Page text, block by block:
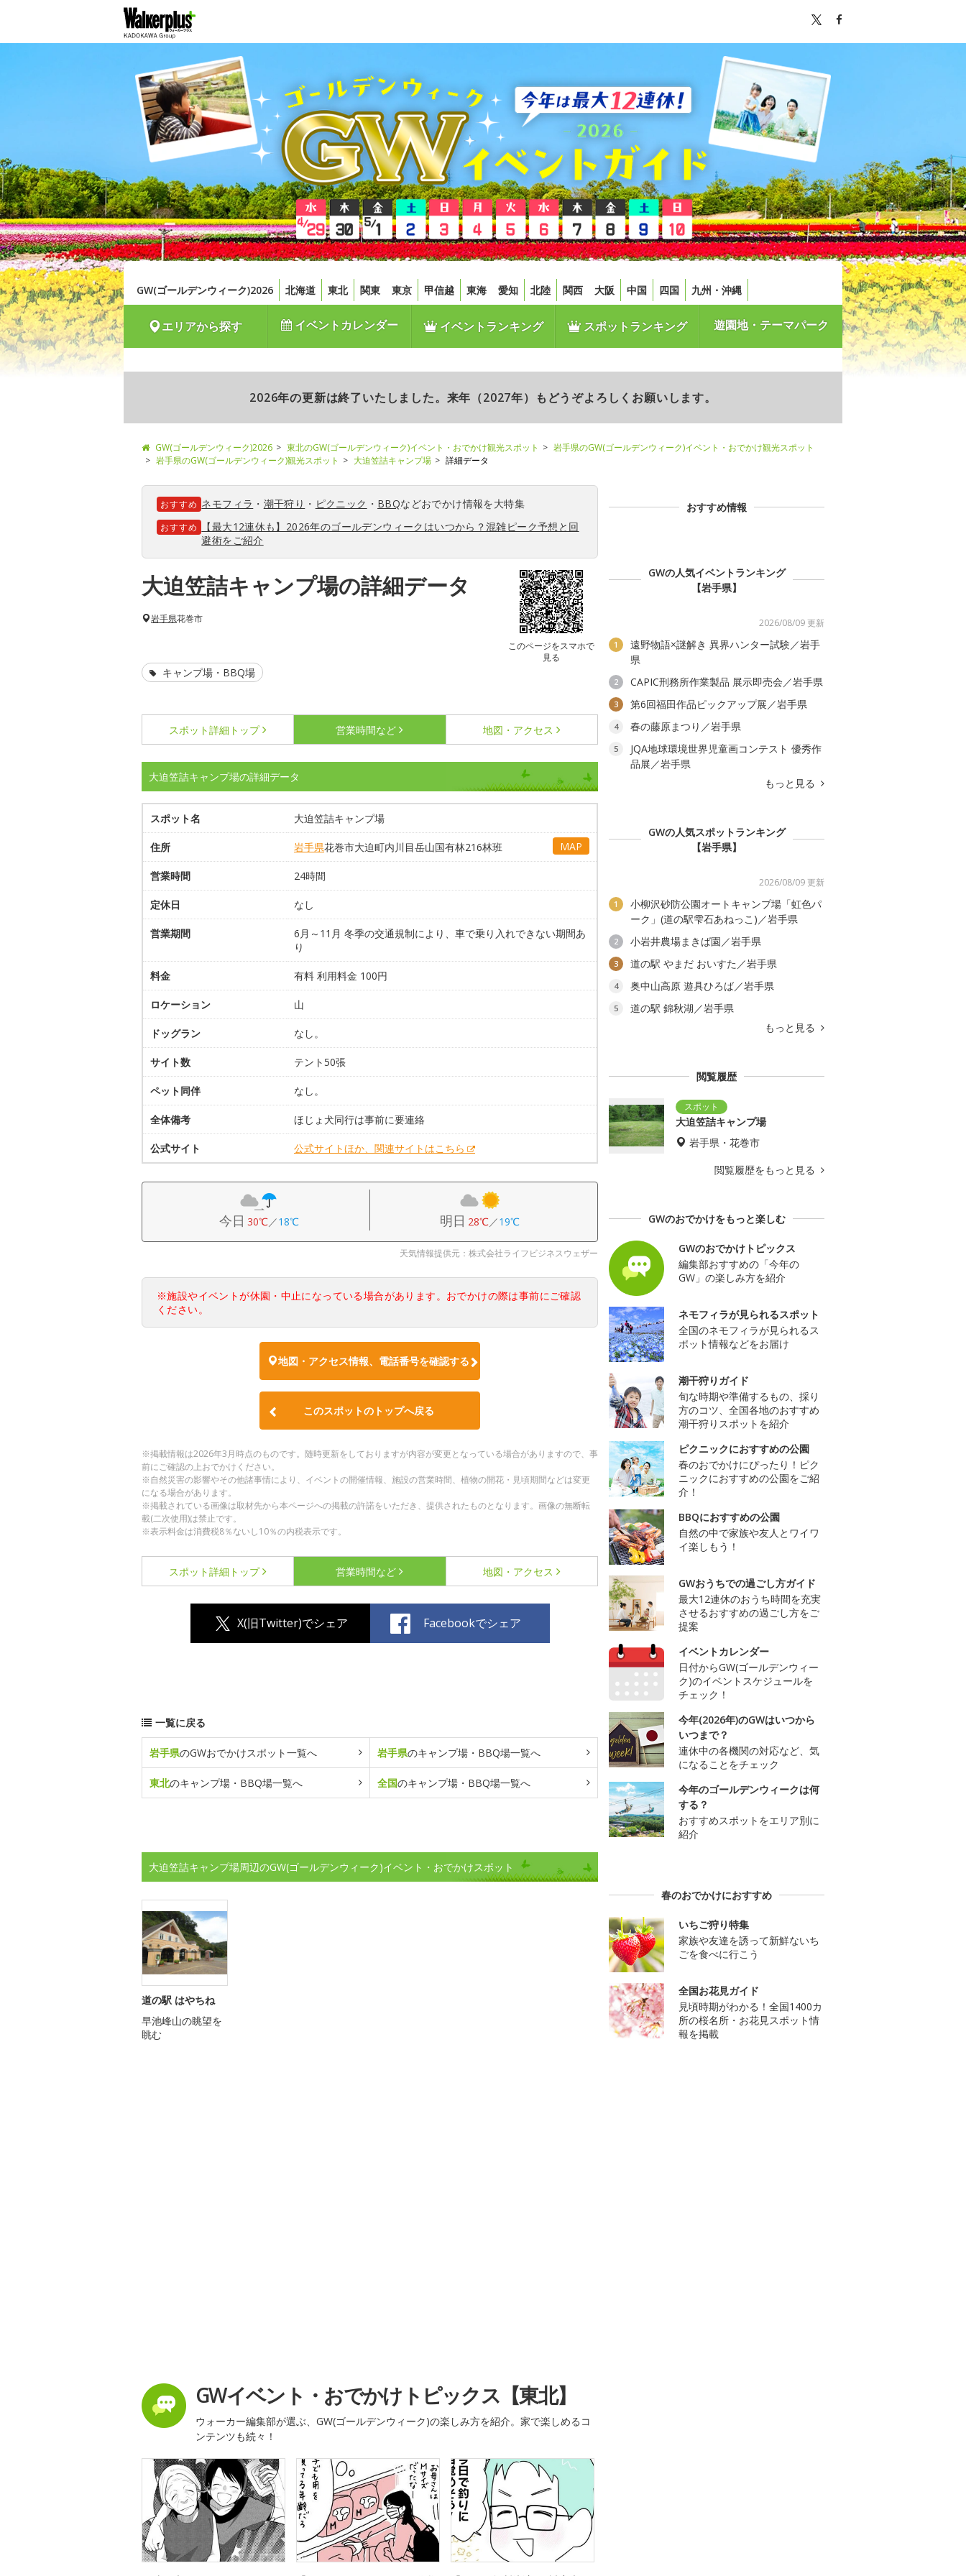
GW(ゴールデンウィーク)2026 北海道 東北 関東 東京 甲信越 東海 愛知 北陸 関西 大阪 中国 四国 九州・沖縄
エリアから探す イベントカレンダー イベントランキング スポットランキング 遊園地・テーマパーク
2026年の更新は終了いたしました。来年（2027年）もどうぞよろしくお願いします。
GW(ゴールデンウィーク)2026 東北のGW(ゴールデンウィーク)イベント・おでかけ観光スポット
岩手県のGW(ゴールデンウィーク)イベント・おでかけ観光スポット
岩手県のGW(ゴールデンウィーク)観光スポット
大迫笠詰キャンプ場 詳細データ
おすすめ ネモフィラ ・ 潮干狩り ・ ピクニック ・ BBQなどおでかけ情報を大特集
おすすめ
【最大12連休も】2026年のゴールデンウィークはいつから？混雑ピーク予想と回
避術をご紹介
大迫笠詰キャンプ場の詳細データ
このページをスマホで
見る
岩手県花巻市
キャンプ場・BBQ場
スポット詳細 トップ 営業時間など 地図・アクセス
大迫笠詰キャンプ場の詳細データ
スポット名 大迫笠詰キャンプ場
住所 岩手県花巻市大迫町内川目岳山国有林216林班 MAP
営業時間 24時間
定休日 なし
営業期間
6月～11月 冬季の交通規制により、車で乗り入れできない期間あ
り
料金 有料 利用料金 100円
ロケーション 山
ドッグラン なし。
サイト数 テント50張
ペット同伴 なし。
全体備考 ほじょ犬同行は事前に要連絡
公式サイト 公式サイトほか、関連サイトはこちら
今日 30℃／18℃ 明日 28℃／19℃
天気情報提供元：株式会社ライフビジネスウェザー
※施設やイベントが休園・中止になっている場合があります。おでかけの際は事前にご確認
ください。
地図・アクセス情報、電話番号を確認する
このスポットのトップへ戻る
※掲載情報は2026年3月時点のものです。随時更新をしておりますが内容が変更となっている場合がありますので、事
前にご確認の上おでかけください。
※自然災害の影響やその他諸事情により、イベントの開催情報、施設の営業時間、植物の開花・見頃期間などは変更
になる場合があります。
※掲載されている画像は取材先から本ページへの掲載の許諾をいただき、提供されたものとなります。画像の無断転
載(二次使用)は禁止です。
※表示料金は消費税8％ないし10％の内税表示です。
スポット詳細 トップ 営業時間など 地図・アクセス
X(旧Twitter)でシェア Facebookでシェア
一覧に戻る
岩手県のGWおでかけスポット一覧へ 岩手県のキャンプ場・BBQ場一覧へ
東北のキャンプ場・BBQ場一覧へ 全国のキャンプ場・BBQ場一覧へ
大迫笠詰キャンプ場周辺のGW(ゴールデンウィーク)イベント・おでかけスポット
道の駅 はやちね
早池峰山の眺望を
眺む
GWイベント・おでかけトピックス【東北】
ウォーカー編集部が選ぶ、GW(ゴールデンウィーク)の楽しみ方を紹介。家で楽しめるコ
ンテンツも続々！
おすすめ情報
GWの人気イベントランキング
【岩手県】
2026/08/09 更新
1
遠野物語×謎解き 異界ハンター試験／岩手
県
2 CAPIC刑務所作業製品 展示即売会／岩手県
3 第6回福田作品ピックアップ展／岩手県
4 春の藤原まつり／岩手県
5
JQA地球環境世界児童画コンテスト 優秀作
品展／岩手県
もっと見る
GWの人気スポットランキング
【岩手県】
2026/08/09 更新
1
小柳沢砂防公園オートキャンプ場「虹色パ
ーク」(道の駅雫石あねっこ)／岩手県
2 小岩井農場まきば園／岩手県
3 道の駅 やまだ おいすた／岩手県
4 奥中山高原 遊具ひろば／岩手県
5
道の駅 錦秋湖／岩手県
もっと見る
閲覧履歴
大迫笠詰キャンプ場
岩手県・花巻市
閲覧履歴をもっと見る
GWのおでかけをもっと楽しむ
GWのおでかけトピックス
編集部おすすめの「今年の
GW」の楽しみ方を紹介
ネモフィラが見られるスポット
全国のネモフィラが見られるス
ポット情報などをお届け
潮干狩りガイド
旬な時期や準備するもの、採り
方のコツ、全国各地のおすすめ
潮干狩りスポットを紹介
ピクニックにおすすめの公園
春のおでかけにぴったり！ピク
ニックにおすすめの公園をご紹
介！
BBQにおすすめの公園
自然の中で家族や友人とワイワ
イ楽しもう！
GWおうちでの過ごし方ガイド
最大12連休のおうち時間を充実
させるおすすめの過ごし方をご
提案
イベントカレンダー
日付からGW(ゴールデンウィー
ク)のイベントスケジュールを
チェック！
今年(2026年)のGWはいつから
いつまで？
連休中の各機関の対応など、気
になることをチェック
今年のゴールデンウィークは何
する？
おすすめスポットをエリア別に
紹介
春のおでかけにおすすめ
いちご狩り特集
家族や友達を誘って新鮮ないち
ごを食べに行こう
全国お花見ガイド
見頃時期がわかる！全国1400カ
所の桜名所・お花見スポット情
報を掲載